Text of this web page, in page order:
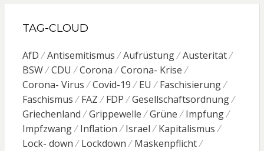
TAG-CLOUD
AfD Antisemitismus Aufrüstung
Austerität
BSW
CDU Corona
Corona- Krise
Corona- Virus
Covid-19 EU
Faschisierung
Faschismus
FAZ FDP
Gesellschaftsordnung
Griechenland
Grippewelle Grüne
Impfung
Impfzwang
Inflation Israel
Kapitalismus
Lock- down
Lockdown
Maskenpflicht